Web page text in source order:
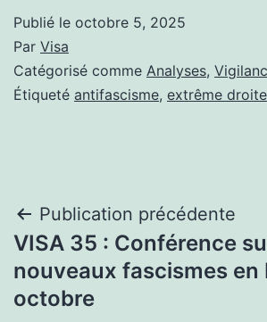
Publié le octobre 5, 2025
Par Visa
Catégorisé comme Analyses,
Étiqueté antifascisme, extrême droite
Navigation
de
l’article
Publication précédente
VISA 35 : Conférence
nouveaux fascismes en
octobre